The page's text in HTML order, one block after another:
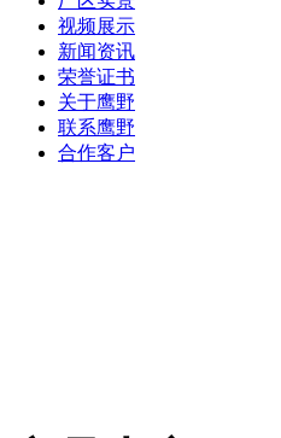
视频展示
新闻资讯
荣誉证书
关于鹰野
联系鹰野
合作客户